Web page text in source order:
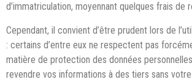
d’immatriculation, moyennant quelques frais de
Cependant, il convient d’être prudent lors de
: certains d’entre eux ne respectent pas
matière de protection des données
revendre vos informations à des tiers sans